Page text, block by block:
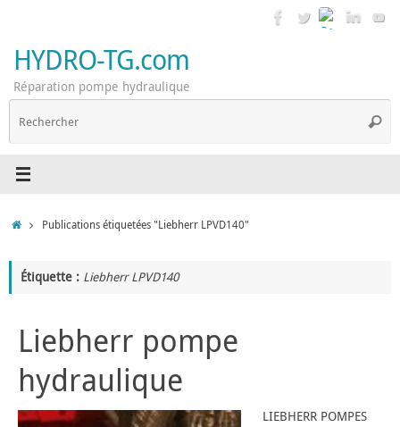
contenu
HYDRO-TG.com
Réparation pompe hydraulique
AccueilPublications étiquetées "Liebherr LPVD140"
Étiquette : Liebherr LPVD140
Liebherr pompe
hydraulique
LIEBHERR POMPES